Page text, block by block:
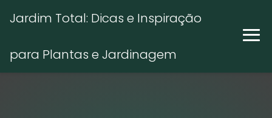
Jardim Total: Dicas e Inspiração
para Plantas e Jardinagem